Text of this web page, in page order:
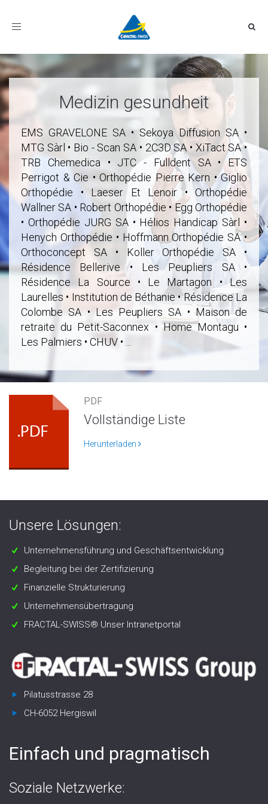
Toggle
Medizin gesundheit
EMS GRAVELONE SA • Sekoya Diffusion SA •
MTG Sàrl • Bio - Scan SA • 2C3D SA • XiTact SA •
TRB Chemedica • JTC - Fulldent SA • ETS
Perrigot & Cie • Orthopédie Pierre Kern • Giglio
Orthopédie • Laeser Et Lenoir • Orthopédie
Wallner SA • Robert Orthopédie • Egg Orthopédie
• Orthopédie JURG SA • Hélios Handicap Sàrl •
Henych Orthopédie • Hoffmann Orthopédie SA •
Orthoconcept SA • Koller Orthopédie SA •
Résidence Bellerive • Les Peupliers SA •
Résidence La Source • Le Martagon • Les
Laurelles • Institution de Béthanie • Résidence La
Colombe SA • Les Peupliers SA • Maison de
retraite du Petit-Saconnex • Home Montagu •
Les Palmiers • CHUV • ...
PDF
Vollständige Liste
Herunterladen
Unsere Lösungen:
Unternehmensführung und Geschäftsentwicklung
Begleitung bei der Zertifizierung
Finanzielle Strukturierung
Unternehmensübertragung
FRACTAL-SWISS® Unser Intranetportal
Pilatusstrasse 28
CH-6052 Hergiswil
Einfach und pragmatisch
Soziale Netzwerke: